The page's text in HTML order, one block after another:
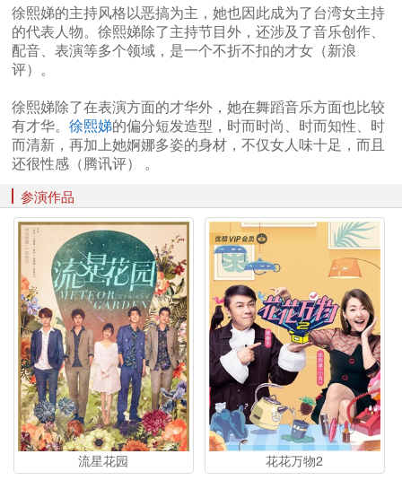
徐熙娣的主持风格以恶搞为主，她也因此成为了台湾女主持
的代表人物。徐熙娣除了主持节目外，还涉及了音乐创作、
配音、表演等多个领域，是一个不折不扣的才女（新浪
评）。
徐熙娣除了在表演方面的才华外，她在舞蹈音乐方面也比较
有才华。 徐熙娣的偏分短发造型，时而时尚、时而知性、时
而清新，再加上她婀娜多姿的身材，不仅女人味十足，而且
还很性感（腾讯评） 。
参演作品
流星花园 花花万物2